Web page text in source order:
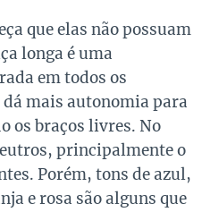
que elas não possuam
longa é uma
em todos os
mais autonomia para
os braços livres. No
principalmente o
Porém, tons de azul,
e rosa são alguns que